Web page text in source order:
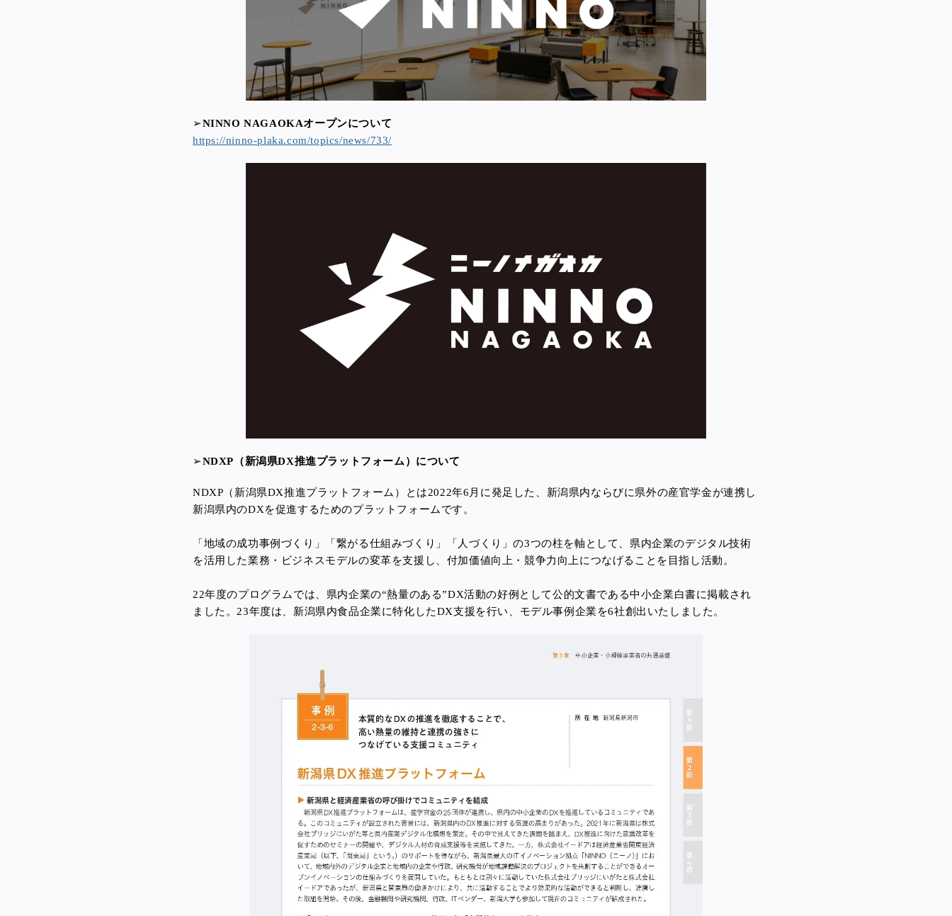
➢NINNO NAGAOKAオープンについて
https://ninno-plaka.com/topics/news/733/
➢NDXP（新潟県DX推進プラットフォーム）について
NDXP（新潟県DX推進プラットフォーム）とは2022年6月に発足した、新潟県内ならびに県外の産官学金が連携し
新潟県内のDXを促進するためのプラットフォームです。
「地域の成功事例づくり」「繋がる仕組みづくり」「人づくり」の3つの柱を軸として、県内企業のデジタル技術
を活用した業務・ビジネスモデルの変革を支援し、付加価値向上・競争力向上につなげることを目指し活動。
22年度のプログラムでは、県内企業の“熱量のある”DX活動の好例として公的文書である中小企業白書に掲載され
ました。23年度は、新潟県内食品企業に特化したDX支援を行い、モデル事例企業を6社創出いたしました。